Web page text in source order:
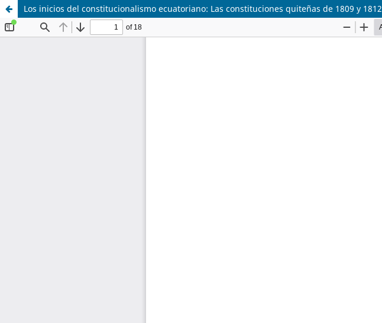
Los inicios del constitucionalismo ecuatoriano: Las constituciones quiteñas de 1809 y 1812